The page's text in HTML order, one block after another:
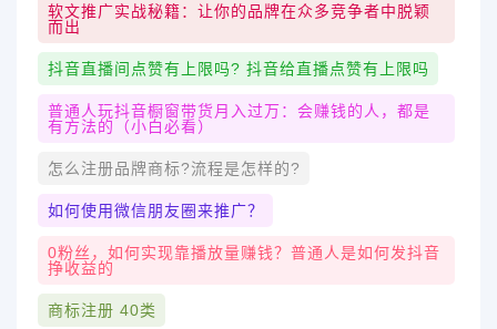
软文推广实战秘籍：让你的品牌在众多竞争者中脱颖
而出
抖音直播间点赞有上限吗? 抖音给直播点赞有上限吗
普通人玩抖音橱窗带货月入过万：会赚钱的人，都是
有方法的（小白必看）
怎么注册品牌商标?流程是怎样的?
如何使用微信朋友圈来推广？
0粉丝，如何实现靠播放量赚钱？普通人是如何发抖音
挣收益的
商标注册 40类